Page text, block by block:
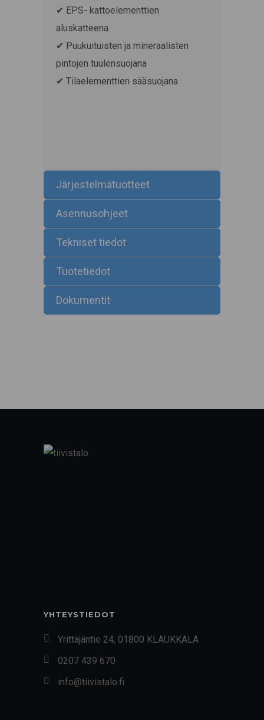
✔ EPS- kattoelementtien
aluskatteena
✔ Puukuituisten ja mineraalisten
pintojen tuulensuojana
✔ Tilaelementtien sääsuojana
Järjestelmätuotteet
Asennusohjeet
Tekniset tiedot
Tuotetiedot
Dokumentit
YHTEYSTIEDOT
Yrittäjäntie 24, 01800 KLAUKKALA
0207 439 670
info@tiivistalo.fi